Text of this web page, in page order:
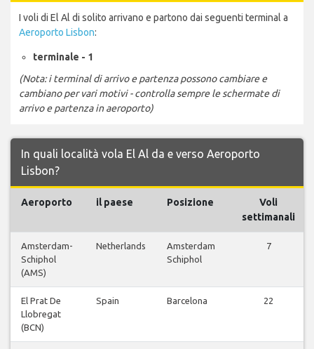
I voli di El Al di solito arrivano e partono dai seguenti terminal a
Aeroporto Lisbon:
terminale - 1
(Nota: i terminal di arrivo e partenza possono cambiare e
cambiano per vari motivi - controlla sempre le schermate di
arrivo e partenza in aeroporto)
In quali località vola El Al da e verso Aeroporto
Lisbon?
Aeroporto il paese Posizione
Voli
settimanali
Amsterdam-
Schiphol
(AMS)
Netherlands
Amsterdam
Schiphol
7
El Prat De
Llobregat
(BCN)
Spain Barcelona 22